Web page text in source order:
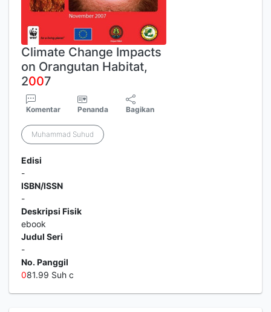
Climate Change Impacts
on Orangutan Habitat,
2007
Komentar Penanda Bagikan
Muhammad Suhud
Edisi
-
ISBN/ISSN
-
Deskripsi Fisik
ebook
Judul Seri
-
No. Panggil
081.99 Suh c